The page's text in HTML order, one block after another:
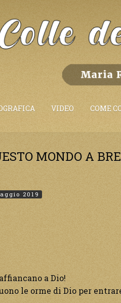
VIDEO COME
MONDO A
2019
a Dio!
le orme di Dio per